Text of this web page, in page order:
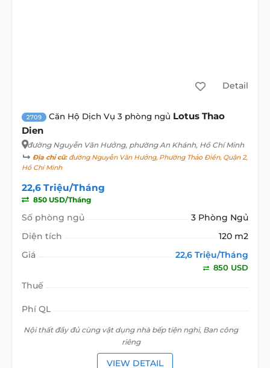
Detail
2709 Căn Hộ Dịch Vụ 3 phòng ngủ Lotus Thao
Dien
đường Nguyễn Văn Hưởng, phường An Khánh, Hồ Chí Minh
Địa chỉ cũ:đường Nguyễn Văn Hưởng, Phường Thảo Điền, Quận 2,
Hồ Chí Minh
22,6 Triệu/Tháng
850 USD/Tháng
Số phòng ngủ
3 Phòng Ngủ
Diện tích
120 m2
Giá
22,6 Triệu/Tháng
850 USD
Thuế
Phí QL
Nội thất đầy đủ cùng vật dụng nhà bếp tiện nghi, Ban công
riêng
VIEW DETAIL